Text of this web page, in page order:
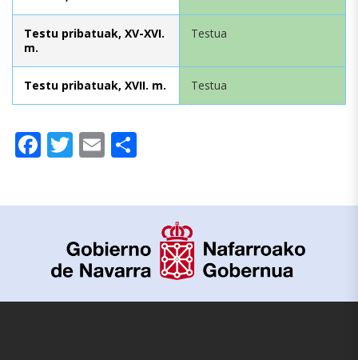
Testu pribatuak, XV-XVI.
m.
Testua
Testu pribatuak, XVII. m. Testua
Facebook
Twitter
Email